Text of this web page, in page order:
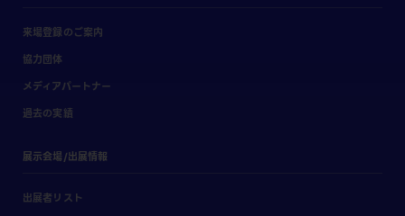
来場登録のご案内
協力団体
メディアパートナー
過去の実績
展示会場/出展情報
出展者リスト